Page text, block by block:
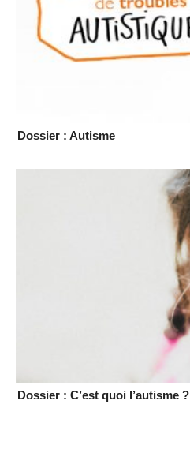
Dossier : Autisme
Dossier : C’est quoi l’autisme ?